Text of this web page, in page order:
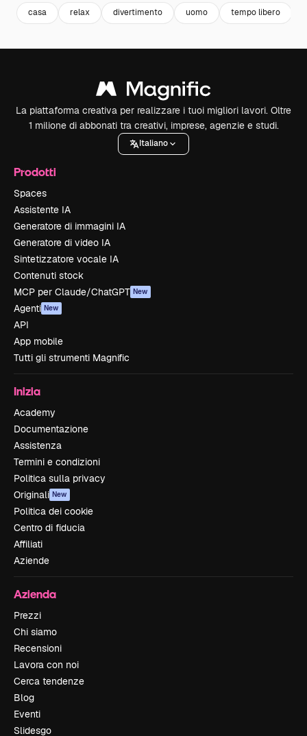
casa relax divertimento uomo tempo libero
La piattaforma creativa per realizzare i tuoi migliori lavori. Oltre
1 milione di abbonati tra creativi, imprese, agenzie e studi.
Italiano
Prodotti
Spaces
Assistente IA
Generatore di immagini IA
Generatore di video IA
Sintetizzatore vocale IA
Contenuti stock
MCP per Claude/ChatGPT New
Agenti New
API
App mobile
Tutti gli strumenti Magnific
Inizia
Academy
Documentazione
Assistenza
Termini e condizioni
Politica sulla privacy
Originali New
Politica dei cookie
Centro di fiducia
Affiliati
Aziende
Azienda
Prezzi
Chi siamo
Recensioni
Lavora con noi
Cerca tendenze
Blog
Eventi
Slidesgo